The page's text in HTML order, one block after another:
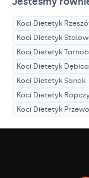
Koci Dietetyk
Koci Dietetyk
Koci Dietetyk
Koci Dietetyk Dębica
Koci Dietetyk Sanok
Koci Dietetyk
Koci Dietetyk